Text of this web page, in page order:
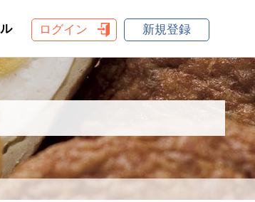
ログイン 新規登録